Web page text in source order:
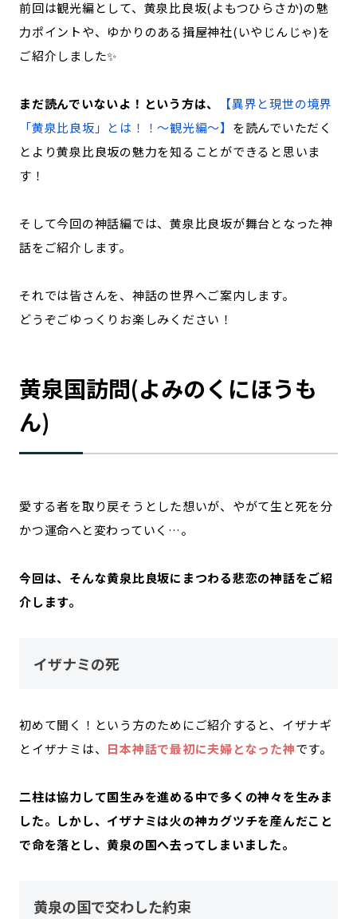
前回は観光編として、黄泉比良坂(よもつひらさか)の魅
力ポイントや、ゆかりのある揖屋神社(いやじんじゃ)を
ご紹介しました✨
まだ読んでいないよ！という方は、
【異界と現世の境界
「黄泉比良坂」とは！！〜観光編〜】 を読んでいただく
とより黄泉比良坂の魅力を知ることができると思いま
す！
そして今回の神話編では、黄泉比良坂が舞台となった神
話をご紹介します。
それでは皆さんを、神話の世界へご案内します。
どうぞごゆっくりお楽しみください！
黄泉国訪問(よみのくにほうも
ん)
愛する者を取り戻そうとした想いが、やがて生と死を分
かつ運命へと変わっていく…。
今回は、そんな黄泉比良坂にまつわる悲恋の神話をご紹
介します。
イザナミの死
初めて聞く！という方のためにご紹介すると、イザナギ
とイザナミは、 日本神話で最初に夫婦となった神です。
二柱は協力して国生みを進める中で多くの神々を生みま
した。しかし、イザナミは火の神カグツチを産んだこと
で命を落とし、黄泉の国へ去ってしまいました。
黄泉の国で交わした約束